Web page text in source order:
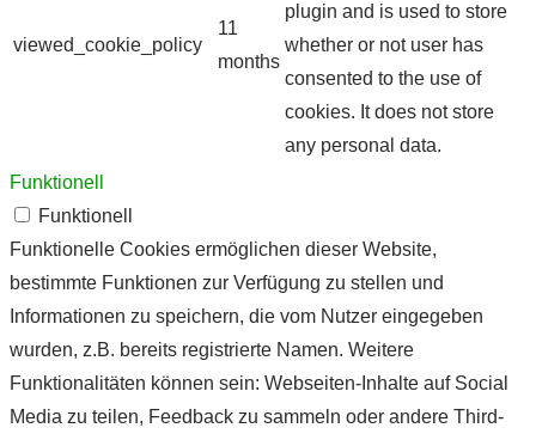
viewed_cookie_policy
11
months
plugin and is used to store
whether or not user has
consented to the use of
cookies. It does not store
any personal data.
Funktionell
Funktionell
Funktionelle Cookies ermöglichen dieser Website,
bestimmte Funktionen zur Verfügung zu stellen und
Informationen zu speichern, die vom Nutzer eingegeben
wurden, z.B. bereits registrierte Namen. Weitere
Funktionalitäten können sein: Webseiten-Inhalte auf Social
Media zu teilen, Feedback zu sammeln oder andere Third-